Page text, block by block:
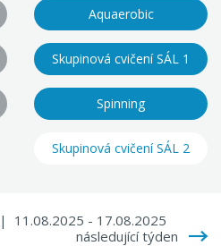
Aquaerobic
Skupinová cvičení SÁL 1
Spinning
Skupinová cvičení SÁL 2
| 11.08.2025 - 17.08.2025
následující týden